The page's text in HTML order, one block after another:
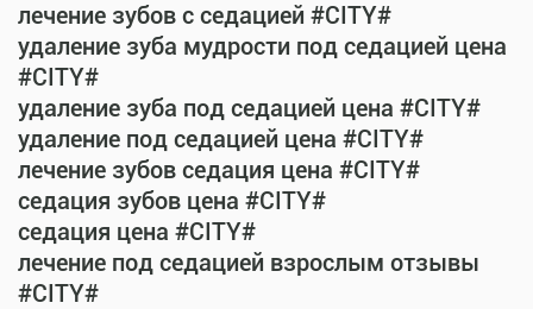
лечение зубов с седацией #CITY#
удаление зуба мудрости под седацией цена
#CITY#
удаление зуба под седацией цена #CITY#
удаление под седацией цена #CITY#
лечение зубов седация цена #CITY#
седация зубов цена #CITY#
седация цена #CITY#
лечение под седацией взрослым отзывы
#CITY#